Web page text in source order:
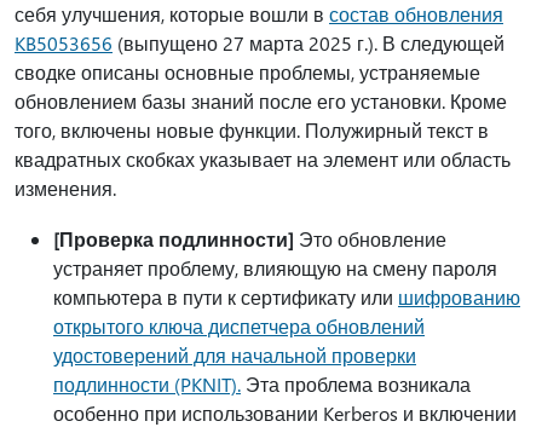
себя улучшения, которые вошли в состав обновления
KB5053656 (выпущено 27 марта 2025 г.). В следующей
сводке описаны основные проблемы, устраняемые
обновлением базы знаний после его установки. Кроме
того, включены новые функции. Полужирный текст в
квадратных скобках указывает на элемент или область
изменения.
[Проверка подлинности] Это обновление
устраняет проблему, влияющую на смену пароля
компьютера в пути к сертификату или шифрованию
открытого ключа диспетчера обновлений
удостоверений для начальной проверки
подлинности (PKNIT). Эта проблема возникала
особенно при использовании Kerberos и включении